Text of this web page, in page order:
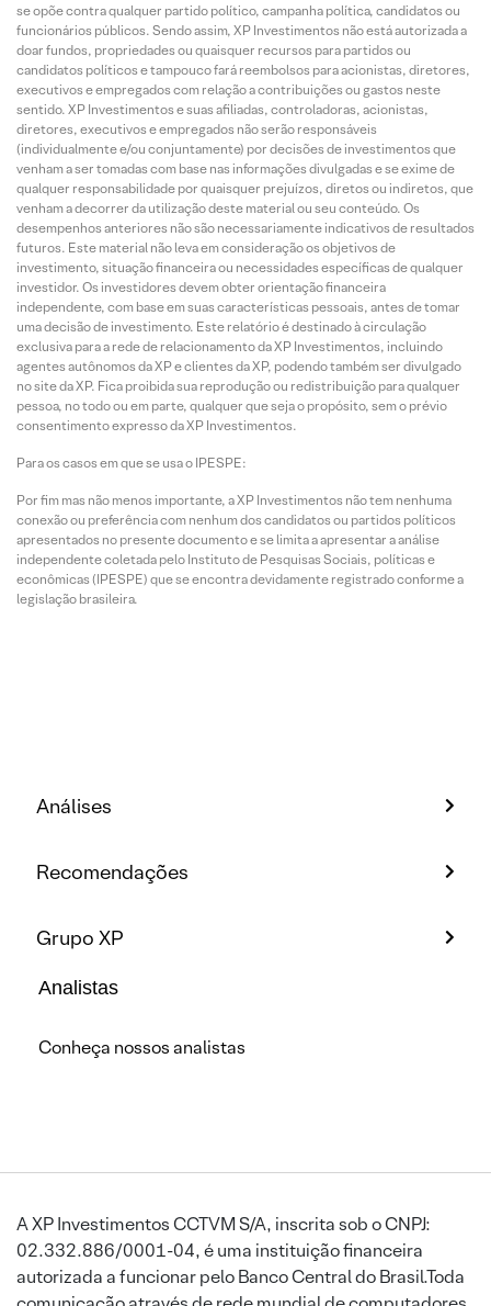
se opõe contra qualquer partido político, campanha política, candidatos ou
funcionários públicos. Sendo assim, XP Investimentos não está autorizada a
doar fundos, propriedades ou quaisquer recursos para partidos ou
candidatos políticos e tampouco fará reembolsos para acionistas, diretores,
executivos e empregados com relação a contribuições ou gastos neste
sentido. XP Investimentos e suas afiliadas, controladoras, acionistas,
diretores, executivos e empregados não serão responsáveis
(individualmente e/ou conjuntamente) por decisões de investimentos que
venham a ser tomadas com base nas informações divulgadas e se exime de
qualquer responsabilidade por quaisquer prejuízos, diretos ou indiretos, que
venham a decorrer da utilização deste material ou seu conteúdo. Os
desempenhos anteriores não são necessariamente indicativos de resultados
futuros. Este material não leva em consideração os objetivos de
investimento, situação financeira ou necessidades específicas de qualquer
investidor. Os investidores devem obter orientação financeira
independente, com base em suas características pessoais, antes de tomar
uma decisão de investimento. Este relatório é destinado à circulação
exclusiva para a rede de relacionamento da XP Investimentos, incluindo
agentes autônomos da XP e clientes da XP, podendo também ser divulgado
no site da XP. Fica proibida sua reprodução ou redistribuição para qualquer
pessoa, no todo ou em parte, qualquer que seja o propósito, sem o prévio
consentimento expresso da XP Investimentos.
Para os casos em que se usa o IPESPE:
Por fim mas não menos importante, a XP Investimentos não tem nenhuma
conexão ou preferência com nenhum dos candidatos ou partidos políticos
apresentados no presente documento e se limita a apresentar a análise
independente coletada pelo Instituto de Pesquisas Sociais, políticas e
econômicas (IPESPE) que se encontra devidamente registrado conforme a
legislação brasileira.
Análises
Recomendações
Grupo XP
Analistas
Conheça nossos analistas
A XP Investimentos CCTVM S/A, inscrita sob o CNPJ:
02.332.886/0001-04, é uma instituição financeira
autorizada a funcionar pelo Banco Central do Brasil.Toda